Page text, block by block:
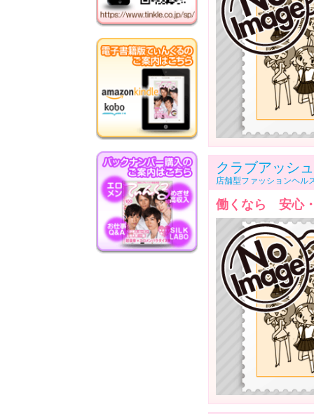
クラブアッシ
店舗型ファッションヘル
働くなら 安心